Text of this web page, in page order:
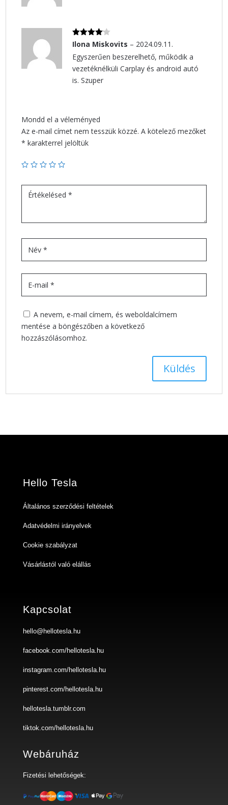
Értékelé
s:4/ 5
Ilona Miskovits – 2024.09.11.
Egyszerűen beszerelhető, működik a
vezetéknélküli Carplay és android autó
is. Szuper
Mondd el a véleményed
Az e-mail címet nem tesszük közzé. A kötelező mezőket
* karakterrel jelöltük
A nevem, e-mail címem, és weboldalcímem
mentése a böngészőben a következő
hozzászólásomhoz.
Hello Tesla
Általános szerződési feltételek
Adatvédelmi irányelvek
Cookie szabályzat
Vásárlástól való elállás
Kapcsolat
hello@hellotesla.hu
facebook.com/hellotesla.hu
instagram.com/hellotesla.hu
pinterest.com/hellotesla.hu
hellotesla.tumblr.com
tiktok.com/hellotesla.hu
Webáruház
Fizetési lehetőségek: